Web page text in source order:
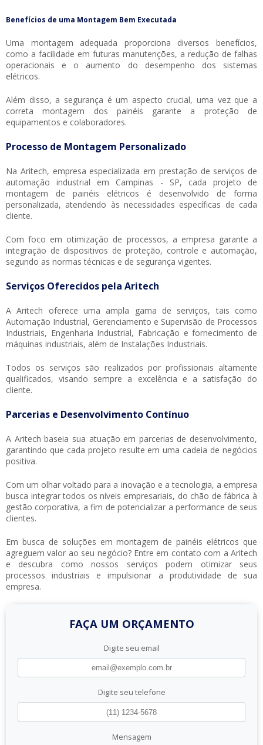
Benefícios de uma Montagem Bem Executada
Uma montagem adequada proporciona diversos benefícios,
como a facilidade em futuras manutenções, a redução de falhas
operacionais e o aumento do desempenho dos sistemas
elétricos.
Além disso, a segurança é um aspecto crucial, uma vez que a
correta montagem dos painéis garante a proteção de
equipamentos e colaboradores.
Processo de Montagem Personalizado
Na Aritech, empresa especializada em prestação de serviços de
automação industrial em Campinas - SP, cada projeto de
montagem de painéis elétricos é desenvolvido de forma
personalizada, atendendo às necessidades específicas de cada
cliente.
Com foco em otimização de processos, a empresa garante a
integração de dispositivos de proteção, controle e automação,
segundo as normas técnicas e de segurança vigentes.
Serviços Oferecidos pela Aritech
A Aritech oferece uma ampla gama de serviços, tais como
Automação Industrial, Gerenciamento e Supervisão de Processos
Industriais, Engenharia Industrial, Fabricação e fornecimento de
máquinas industriais, além de Instalações Industriais.
Todos os serviços são realizados por profissionais altamente
qualificados, visando sempre a excelência e a satisfação do
cliente.
Parcerias e Desenvolvimento Contínuo
A Aritech baseia sua atuação em parcerias de desenvolvimento,
garantindo que cada projeto resulte em uma cadeia de negócios
positiva.
Com um olhar voltado para a inovação e a tecnologia, a empresa
busca integrar todos os níveis empresariais, do chão de fábrica à
gestão corporativa, a fim de potencializar a performance de seus
clientes.
Em busca de soluções em montagem de painéis elétricos que
agreguem valor ao seu negócio? Entre em contato com a Aritech
e descubra como nossos serviços podem otimizar seus
processos industriais e impulsionar a produtividade de sua
empresa.
FAÇA UM ORÇAMENTO
Digite seu email
Digite seu telefone
Mensagem